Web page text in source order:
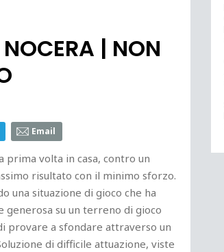
| NON
Email
prima volta in casa, contro un
risultato con il minimo sforzo.
una situazione di gioco che ha
generosa su un terreno di gioco
provare a sfondare attraverso un
di difficile attuazione, viste